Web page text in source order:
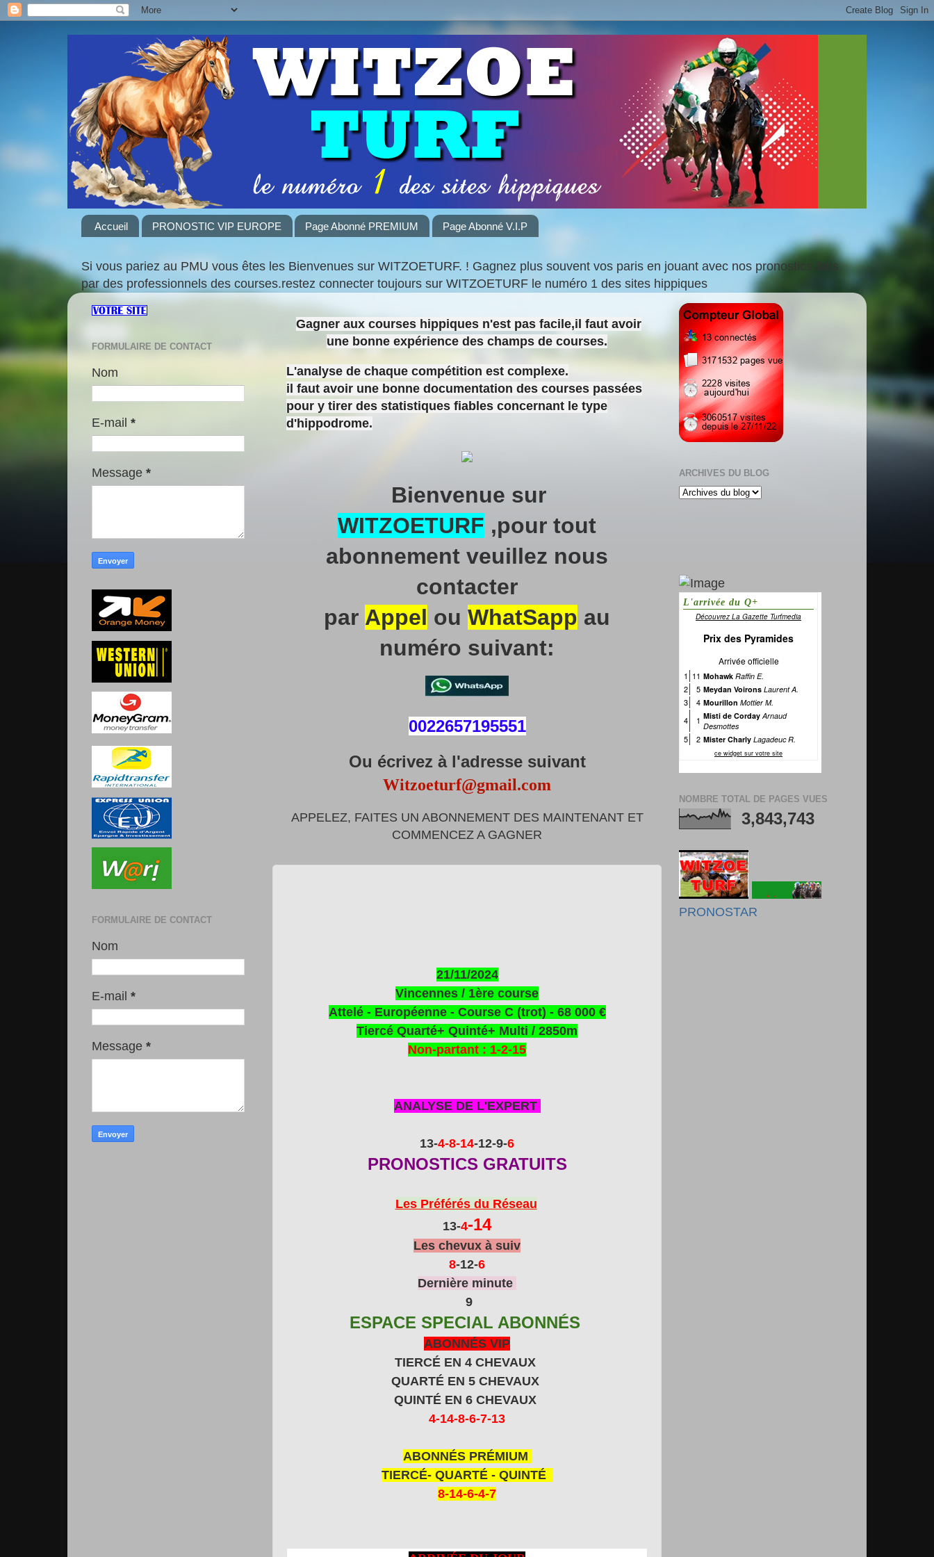
Accueil PRONOSTIC VIP EUROPE Page Abonné PREMIUM Page Abonné V.I.P
Si vous pariez au PMU vous êtes les Bienvenues sur WITZOETURF. ! Gagnez plus souvent vos paris en jouant avec nos pronostics faits
par des professionnels des courses.restez connecter toujours sur WITZOETURF le numéro 1 des sites hippiques
Gagner aux courses hippiques n'est pas facile,il faut avoir
une bonne expérience des champs de courses.
L'analyse de chaque compétition est complexe.
il faut avoir une bonne documentation des courses passées
pour y tirer des statistiques fiables concernant le type
d'hippodrome.
Bienvenue sur
WITZOETURF ,pour tout
abonnement veuillez nous
contacter
par Appel ou WhatSapp au
numéro suivant:
0022657195551
Ou écrivez à l'adresse suivant
Witzoeturf@gmail.com
APPELEZ, FAITES UN ABONNEMENT DES MAINTENANT ET
COMMENCEZ A GAGNER
21/11/2024
Vincennes / 1ère course
Attelé - Européenne - Course C (trot) - 68 000 €
Tiercé Quarté+ Quinté+ Multi / 2850m
Non-partant : 1-2-15
ANALYSE DE L'EXPERT
13-4-8-14-12-9-6
PRONOSTICS GRATUITS
Les Préférés du Réseau
13-4-14
Les chevux à suiv
8-12-6
Dernière minute
9
ESPACE SPECIAL ABONNÉS
ABONNÉS VIP
TIERCÉ EN 4 CHEVAUX
QUARTÉ EN 5 CHEVAUX
QUINTÉ EN 6 CHEVAUX
4-14-8-6-7-13
ABONNÉS PRÉMIUM
TIERCÉ- QUARTÉ - QUINTÉ
8-14-6-4-7
FORMULAIRE DE CONTACT
Nom
E-mail *
Message *
FORMULAIRE DE CONTACT
Nom
E-mail *
Message *
ARCHIVES DU BLOG
NOMBRE TOTAL DE PAGES VUES
3,843,743
PRONOSTAR